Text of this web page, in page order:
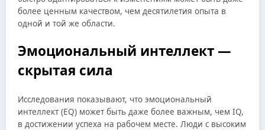
более ценным качеством, чем десятилетия опыта в
одной и той же области.
Эмоциональный интеллект —
скрытая сила
Исследования показывают, что эмоциональный
интеллект (EQ) может быть даже более важным, чем IQ,
в достижении успеха на рабочем месте. Люди с высоким